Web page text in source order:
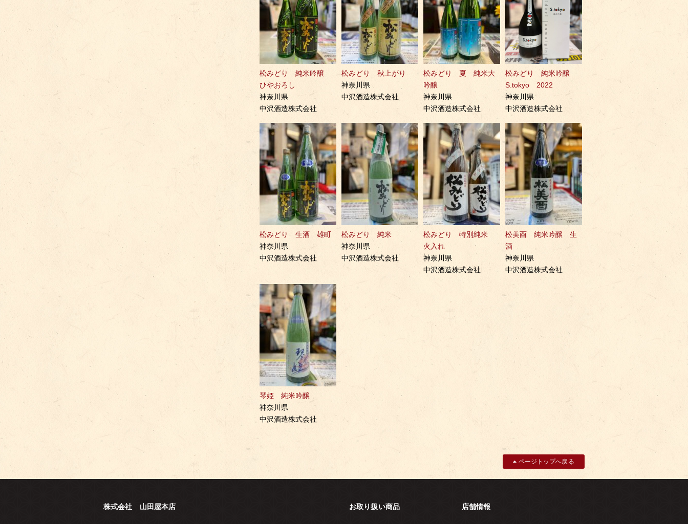
松みどり 純米吟醸
ひやおろし
神奈川県
中沢酒造株式会社
松みどり 秋上がり
神奈川県
中沢酒造株式会社
松みどり 夏 純米大
吟醸
神奈川県
中沢酒造株式会社
松みどり 純米吟醸
S.tokyo 2022
神奈川県
中沢酒造株式会社
松みどり 生酒 雄町
神奈川県
中沢酒造株式会社
松みどり 純米
神奈川県
中沢酒造株式会社
松みどり 特別純米
火入れ
神奈川県
中沢酒造株式会社
松美酉 純米吟醸 生
酒
神奈川県
中沢酒造株式会社
琴姫 純米吟醸
神奈川県
中沢酒造株式会社
ページトップへ戻る
株式会社 山田屋本店 お取り扱い商品 店舗情報